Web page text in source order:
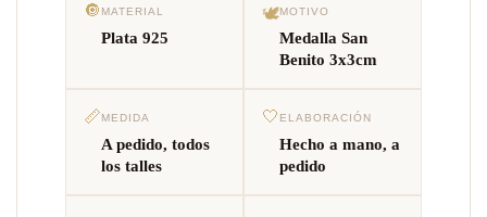
🔘 MATERIAL
Plata 925
🕊️MOTIVO
Medalla San
Benito 3x3cm
📏MEDIDA
A pedido, todos
los talles
🤍 ELABORACIÓN
Hecho a mano, a
pedido